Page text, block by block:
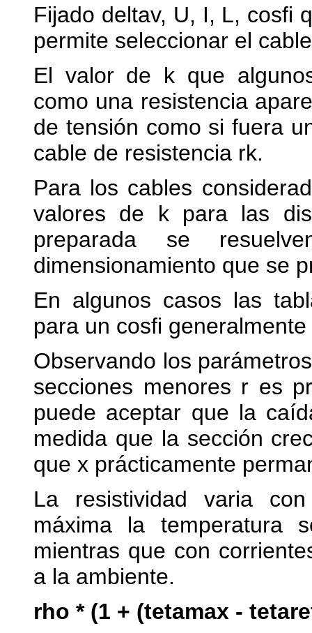
Fijado deltav, U, I, L, cosfi
permite seleccionar el
El valor de k que
como una resistencia
de tensión como si fuera
cable de resistencia rk.
Para los cables
valores de k para las
preparada se
dimensionamiento que se
En algunos casos las
para un cosfi
Observando los
secciones menores r es
puede aceptar que la
medida que la sección
que x prácticamente
La resistividad varia
máxima la temperatura
mientras que con
a la ambiente.
rho * (1 + (tetamax -